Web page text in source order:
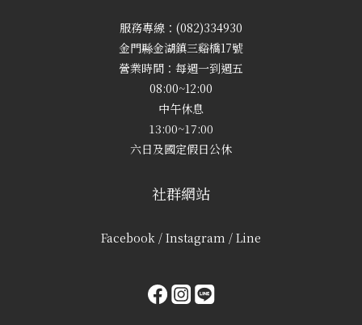
服務專線：(082)334930
金門縣金湖鎮三谿橋17號
營業時間：每週一到週五
08:00~12:00
中午休息
13:00~17:00
六日及國定假日公休
社群網站
Facebook / Instagram / Line